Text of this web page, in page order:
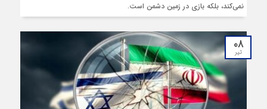
نمی‌کند، بلکه بازی در زمین دشمن است.
۰۸
تیر